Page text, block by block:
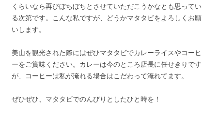
くらいなら再びぼちぼちとさせていただこうかなとも思ってい
る次第です。こんな私ですが、どうかマタタビをよろしくお願
いします。
美山を観光された際にはぜひマタタビでカレーライスやコーヒ
ーをご賞味ください。カレーは今のところ店長に任せきりです
が、コーヒーは私が淹れる場合はこだわって淹れてます。
ぜひぜひ、マタタビでのんびりとしたひと時を！